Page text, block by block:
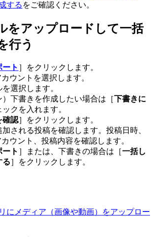
する をご確認ください。
をアップロードして一括
行う
ト ］をクリックします。
ウントを選択します。
選択します。
）下書きを作成したい場合は［下書きに
クを入れます。
確認］をクリックします。
される投稿を確認します。投稿日時、
ウント、投稿内容を確認します。
ト ］または、下書きの場合は［一括し
る］をクリックします。
にメディア（画像や動画）をアップロー